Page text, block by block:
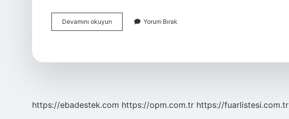
Devamını okuyun Hapşırık
Tozu
Yorum Bırak
https://ebadestek.com https://opm.com.tr https://fuarlistesi.com.tr